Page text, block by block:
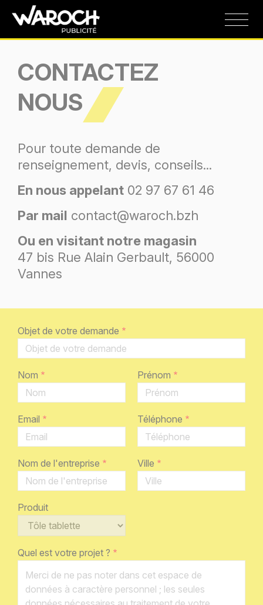
CONTACTEZ
NOUS
Pour toute demande de
renseignement, devis, conseils...
En nous appelant 02 97 67 61 46
Par mail contact@waroch.bzh
Ou en visitant notre magasin
47 bis Rue Alain Gerbault, 56000
Vannes
Objet de votre demande
Nom Prénom
Email Téléphone
Nom de l'entreprise Ville
Produit
Quel est votre projet ?